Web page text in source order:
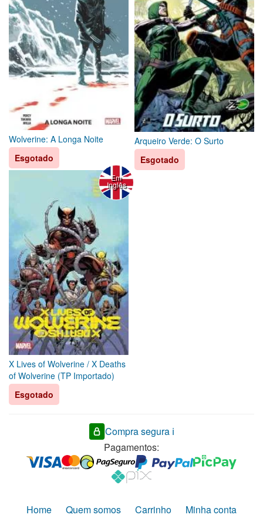
Wolverine: A Longa Noite
Esgotado
Arqueiro Verde: O Surto
Esgotado
X Lives of Wolverine / X Deaths
of Wolverine (TP Importado)
Esgotado
Em
Inglês
Compra segura ℹ️
Pagamentos:
Home Quem somos Carrinho Minha conta